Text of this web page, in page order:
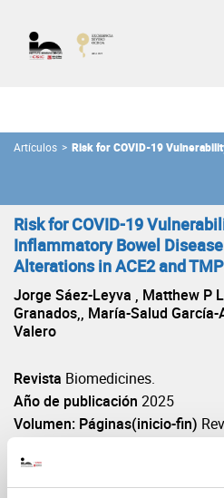
content
Artículos > Risk for COVID-19
Risk for COVID-19
Inflammatory Bowel
Alterations in ACE2 and
Jorge Sáez-Leyva , Matthew P
Granados,, María-Salud
Valero
Revista Biomedicines.
Año de publicación 2025
Volumen: Páginas(inicio-fin)
https://doi.org/10.3390/